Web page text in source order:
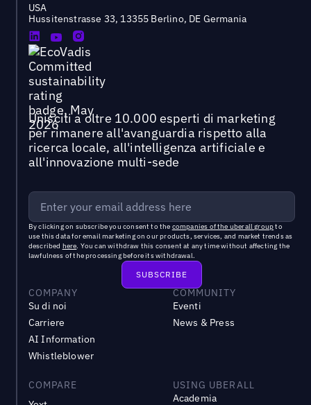
USA
Hussitenstrasse 33, 13355 Berlino, DE Germania
Unisciti a oltre 10.000 esperti di marketing
per rimanere all'avanguardia rispetto alla
ricerca locale, all'intelligenza artificiale e
all'innovazione multi-sede
By clicking on subscribe you consent to the companies of the uberall groupto
use this data for email marketing on our products, services, and market trends as
described here. You can withdraw this consent at any time without affecting the
lawfulness of the processing before its withdrawal.
COMPANY
Su di noi
Carriere
AI Information
Whistleblower
COMMUNITY
Eventi
News & Press
COMPARE
USING UBERALL
Academia